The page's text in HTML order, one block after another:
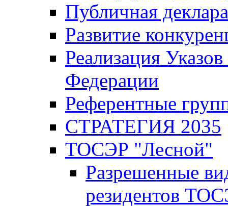
Публичная
Развитие
Реализация
Федерации
Референтные
СТРАТЕГИЯ 2035
ТОСЭР "Лесной"
Разрешенные
резидентов